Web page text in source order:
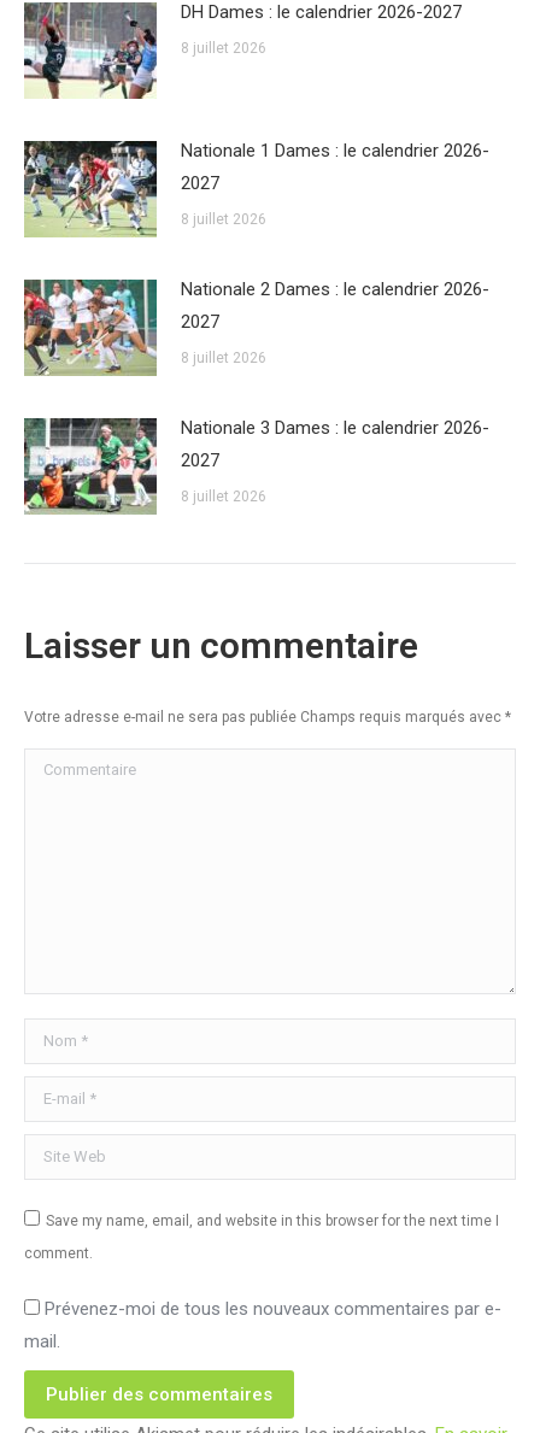
DH Dames : le calendrier 2026-2027
8 juillet 2026
Nationale 1 Dames : le calendrier 2026-
2027
8 juillet 2026
Nationale 2 Dames : le calendrier 2026-
2027
8 juillet 2026
Nationale 3 Dames : le calendrier 2026-
2027
8 juillet 2026
Laisser un commentaire
Votre adresse e-mail ne sera pas publiée Champs requis marqués avec *
Commentaire
Nom *
E-mail *
Site Web
Save my name, email, and website in this browser for the next time I
comment.
Prévenez-moi de tous les nouveaux commentaires par e-
mail.
Publier des commentaires